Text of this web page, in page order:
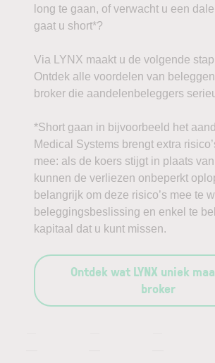
long te gaan, of verwacht u een
gaat u short*?
Via LYNX maakt u de volgende
Ontdek alle voordelen van
broker die aandelenbeleggers
*Short gaan in bijvoorbeeld het
Medical Systems brengt extra
mee: als de koers stijgt in plaats
kunnen de verliezen onbeperkt
belangrijk om deze risico’s mee te
beleggingsbeslissing en enkel te
kapitaal dat u kunt missen.
Ontdek wat LYNX uniek
broker